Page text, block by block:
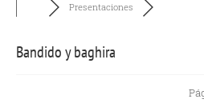
Presentaciones
Bandido y baghira